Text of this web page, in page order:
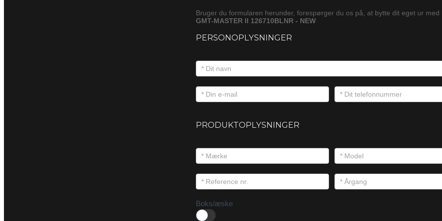
Bruger du formularen herunder, forespørger du os på, at bytte dit eget ur med
GMT-MASTER II 126710BLNR - NEW
PERSONOPLYSNINGER
PRODUKTOPLYSNINGER
Boks/æske